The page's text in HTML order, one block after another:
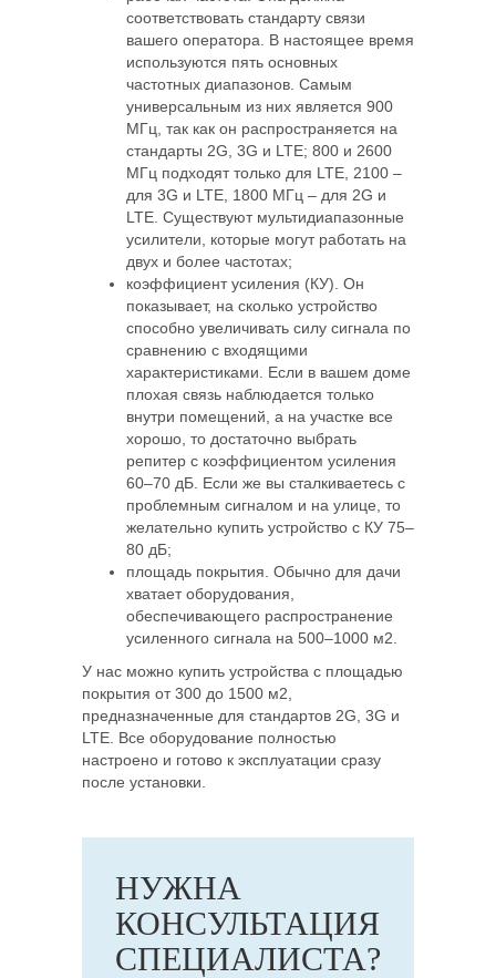
соответствовать стандарту связи
вашего оператора. В настоящее время
используются пять основных
частотных диапазонов. Самым
универсальным из них является 900
МГц, так как он распространяется на
стандарты 2G, 3G и LTE; 800 и 2600
МГц подходят только для LTE, 2100 –
для 3G и LTE, 1800 МГц – для 2G и
LTE. Существуют мультидиапазонные
усилители, которые могут работать на
двух и более частотах;
коэффициент усиления (КУ). Он
показывает, на сколько устройство
способно увеличивать силу сигнала по
сравнению с входящими
характеристиками. Если в вашем доме
плохая связь наблюдается только
внутри помещений, а на участке все
хорошо, то достаточно выбрать
репитер с коэффициентом усиления
60–70 дБ. Если же вы сталкиваетесь с
проблемным сигналом и на улице, то
желательно купить устройство с КУ 75–
80 дБ;
площадь покрытия. Обычно для дачи
хватает оборудования,
обеспечивающего распространение
усиленного сигнала на 500–1000 м2.
У нас можно купить устройства с площадью
покрытия от 300 до 1500 м2,
предназначенные для стандартов 2G, 3G и
LTE. Все оборудование полностью
настроено и готово к эксплуатации сразу
после установки.
НУЖНА
КОНСУЛЬТАЦИЯ
СПЕЦИАЛИСТА?